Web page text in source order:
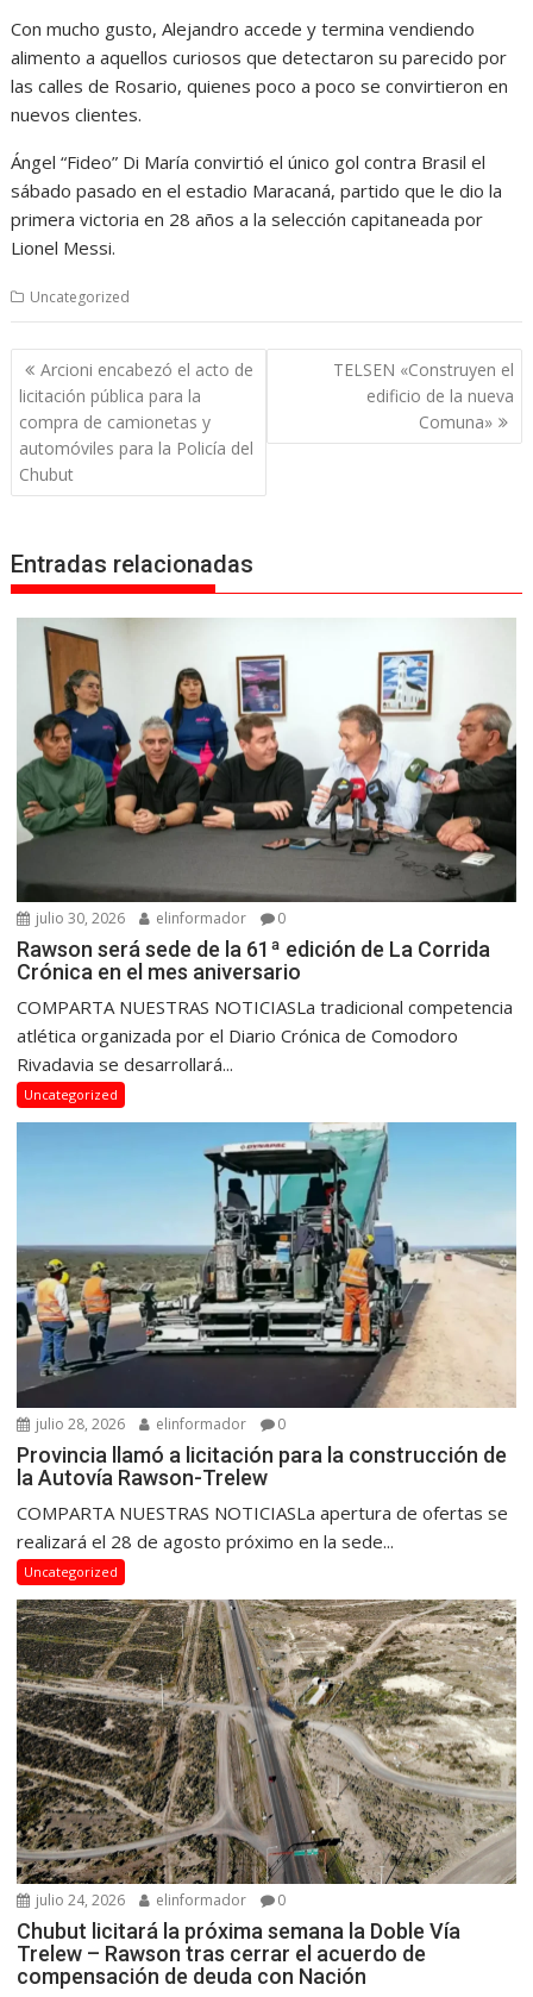
Con mucho gusto, Alejandro accede y termina vendiendo
alimento a aquellos curiosos que detectaron su parecido por
las calles de Rosario, quienes poco a poco se convirtieron en
nuevos clientes.
Ángel “Fideo” Di María convirtió el único gol contra Brasil el
sábado pasado en el estadio Maracaná, partido que le dio la
primera victoria en 28 años a la selección capitaneada por
Lionel Messi.
Uncategorized
Navegación
de
entradas
Arcioni encabezó el acto de
licitación pública para la
compra de camionetas y
automóviles para la Policía del
Chubut
TELSEN «Construyen el
edificio de la nueva
Comuna»
Entradas relacionadas
julio 30, 2026 elinformador 0
Rawson será sede de la 61ª edición de La Corrida
Crónica en el mes aniversario
COMPARTA NUESTRAS NOTICIASLa tradicional competencia
atlética organizada por el Diario Crónica de Comodoro
Rivadavia se desarrollará...
Uncategorized
julio 28, 2026 elinformador 0
Provincia llamó a licitación para la construcción de
la Autovía Rawson-Trelew
COMPARTA NUESTRAS NOTICIASLa apertura de ofertas se
realizará el 28 de agosto próximo en la sede...
Uncategorized
julio 24, 2026 elinformador 0
Chubut licitará la próxima semana la Doble Vía
Trelew – Rawson tras cerrar el acuerdo de
compensación de deuda con Nación